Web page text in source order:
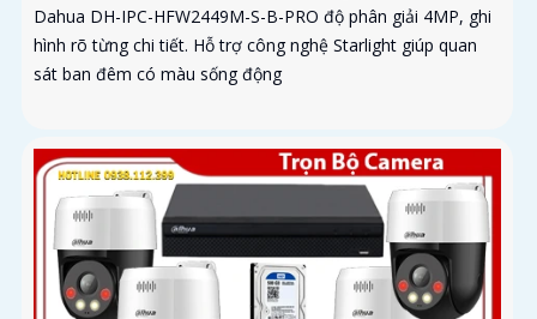
Dahua DH-IPC-HFW2449M-S-B-PRO độ phân giải 4MP, ghi
hình rõ từng chi tiết. Hỗ trợ công nghệ Starlight giúp quan
sát ban đêm có màu sống động